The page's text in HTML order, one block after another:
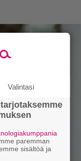
Valintasi
paremman
sisältöä ja